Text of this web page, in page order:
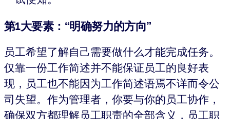
第1大要素：“明确努力的方向”
员工希望了解自己需要做什么才能完成任务。
仅靠一份工作简述并不能保证员工的良好表
现，员工也不能因为工作简述语焉不详而令公
司失望。作为管理者，你要与你的员工协作，
确保双方都理解员工职责的全部含义，员工职